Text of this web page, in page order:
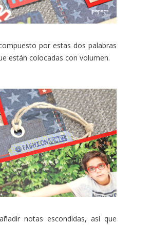
por estas dos palabras
están colocadas con volumen.
notas escondidas, así que